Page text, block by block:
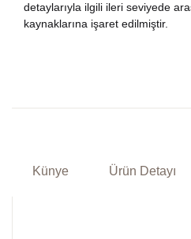
detaylarıyla ilgili ileri seviyede
kaynaklarına işaret edilmiştir.
Künye Ürün Detayı